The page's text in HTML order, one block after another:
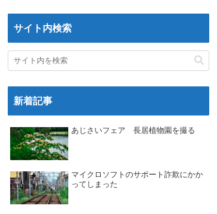
サイト内検索
新着記事
あじさいフェア 長居植物園を撮る
マイクロソフトのサポート詐欺にかか
ってしまった